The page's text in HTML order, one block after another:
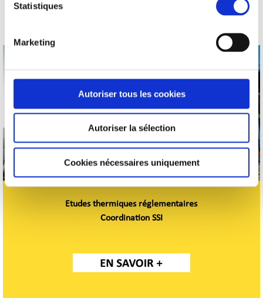
Statistiques
Marketing
Autoriser tous les cookies
Autoriser la sélection
Cookies nécessaires uniquement
"Nos compétences sont validées par l'OPQIBI,
Etudes thermiques réglementaires
Coordination SSI